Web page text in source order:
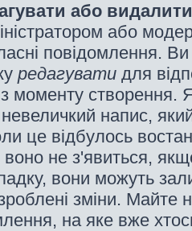
або
або
повідомлення.
редагувати для
моменту створення.
напис,
це відбулось
не з'явиться,
вони можуть
зміни. Майте
на яке вже